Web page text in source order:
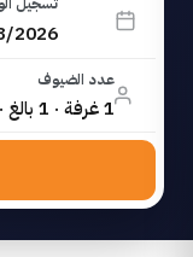
2026
عدد الضيوف
1 غرفة · 1 بالغ · 0 طفل